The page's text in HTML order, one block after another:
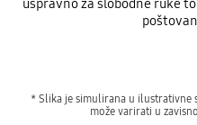
uspravno za slobodne ruke
* Slika je simulirana u ilustrativne
može varirati u